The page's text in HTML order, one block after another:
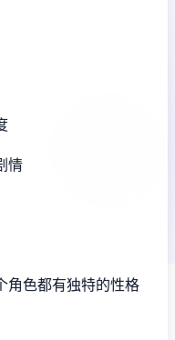
情
角色都有独特的性格